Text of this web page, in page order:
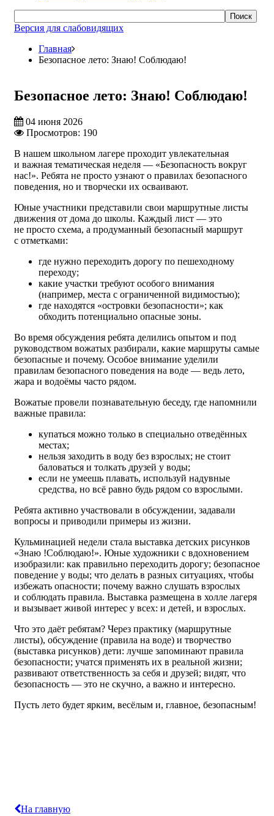
Поиск
Версия для слабовидящих
Главная
Безопасное лето: Знаю! Соблюдаю!
Безопасное лето: Знаю! Соблюдаю!
04 июня 2026
Просмотров: 190
В нашем школьном лагере проходит увлекательная
и важная тематическая неделя — «Безопасность вокруг
нас!». Ребята не просто узнают о правилах безопасного
поведения, но и творчески их осваивают.
Юные участники представили свои маршрутные листы
движения от дома до школы. Каждый лист — это
не просто схема, а продуманный безопасный маршрут
с отметками:
где нужно переходить дорогу по пешеходному
переходу;
какие участки требуют особого внимания
(например, места с ограниченной видимостью);
где находятся «островки безопасности»; как
обходить потенциально опасные зоны.
Во время обсуждения ребята делились опытом и под
руководством вожатых разбирали, какие маршруты самые
безопасные и почему. Особое внимание уделили
правилам безопасного поведения на воде — ведь лето,
жара и водоёмы часто рядом.
Вожатые провели познавательную беседу, где напомнили
важные правила:
купаться можно только в специально отведённых
местах;
нельзя заходить в воду без взрослых; не стоит
баловаться и толкать друзей у воды;
если не умеешь плавать, используй надувные
средства, но всё равно будь рядом со взрослыми.
Ребята активно участвовали в обсуждении, задавали
вопросы и приводили примеры из жизни.
Кульминацией недели стала выставка детских рисунков
«Знаю !Соблюдаю!». Юные художники с вдохновением
изобразили: как правильно переходить дорогу; безопасное
поведение у воды; что делать в разных ситуациях, чтобы
избежать опасности; почему важно слушать взрослых
и соблюдать правила. Выставка размещена в холле лагеря
и вызывает живой интерес у всех: и детей, и взрослых.
Что это даёт ребятам? Через практику (маршрутные
листы), обсуждение (правила на воде) и творчество
(выставка рисунков) дети: лучше запоминают правила
безопасности; учатся применять их в реальной жизни;
развивают ответственность за себя и друзей; видят, что
безопасность — это не скучно, а важно и интересно.
Пусть лето будет ярким, весёлым и, главное, безопасным!
На главную